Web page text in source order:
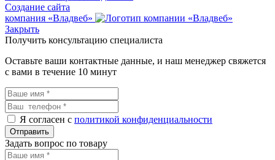
Создание сайта
компания «Владвеб»
Закрыть
Получить консультацию специалиста
Оставьте ваши контактные данные, и наш менеджер свяжется
с вами в течение 10 минут
Я согласен с политикой конфиденциальности
Задать вопрос по товару